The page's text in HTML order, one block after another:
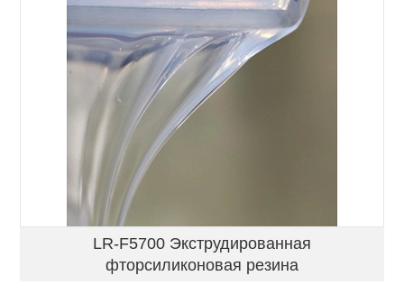
LR-F5700 Экструдированная
фторсиликоновая резина